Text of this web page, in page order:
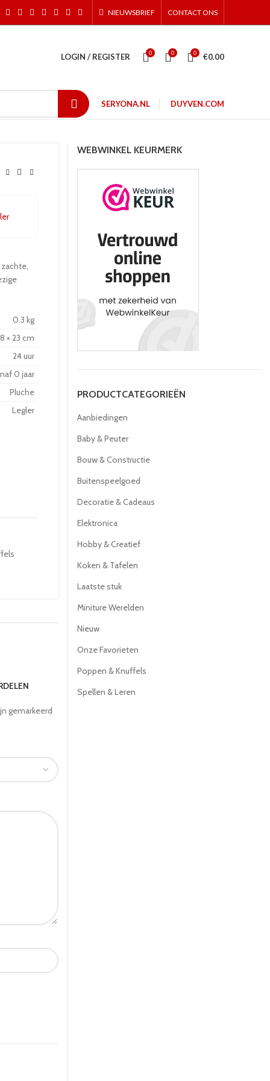
NIEUWSBRIEF CONTACT ONS
LOGIN / REGISTER 0 0 0 €0.00
SERYONA.NL DUYVEN.COM
0.3 kg
× 23 cm
24 uur
0 jaar
Pluche
Legler
gemarkeerd
WEBWINKEL KEURMERK
PRODUCTCATEGORIEËN
Aanbiedingen
Baby & Peuter
Bouw & Constructie
Buitenspeelgoed
Decoratie & Cadeaus
Elektronica
Hobby & Creatief
Koken & Tafelen
Laatste stuk
Miniture Werelden
Nieuw
Onze Favorieten
Poppen & Knuffels
Spellen & Leren